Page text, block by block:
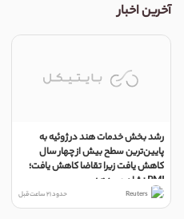
آخرین اخبار
رشد بخش خدمات هند در ژوئیه به
پایین‌ترین سطح بیش از چهار سال
کاهش یافت زیرا تقاضا کاهش یافت؛
PMI نشان می‌دهد
Reuters حدود 21 ساعت قبل